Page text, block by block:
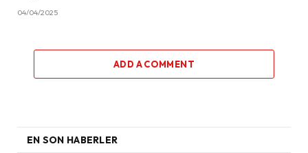
04/04/2025
ADD A COMMENT
EN SON HABERLER